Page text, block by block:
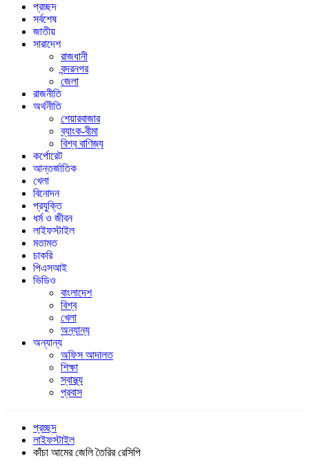
প্রচ্ছদ
সর্বশেষ
জাতীয়
সারাদেশ
রাজধানী
বন্দরনগর
জেলা
রাজনীতি
অর্থনীতি
শেয়ারবাজার
ব্যাংক-বীমা
বিশ্ব বাণিজ্য
কর্পোরেট
আন্তর্জাতিক
খেলা
বিনোদন
প্রযুক্তি
ধর্ম ও জীবন
লাইফস্টাইল
মতামত
চাকরি
পিএসআই
ভিডিও
বাংলাদেশ
বিশ্ব
খেলা
অন্যান্য
অন্যান্য
অফিস আদালত
শিক্ষা
স্বাস্থ্য
প্রবাস
প্রচ্ছদ
লাইফস্টাইল
কাঁচা আমের জেলি তৈরির রেসিপি